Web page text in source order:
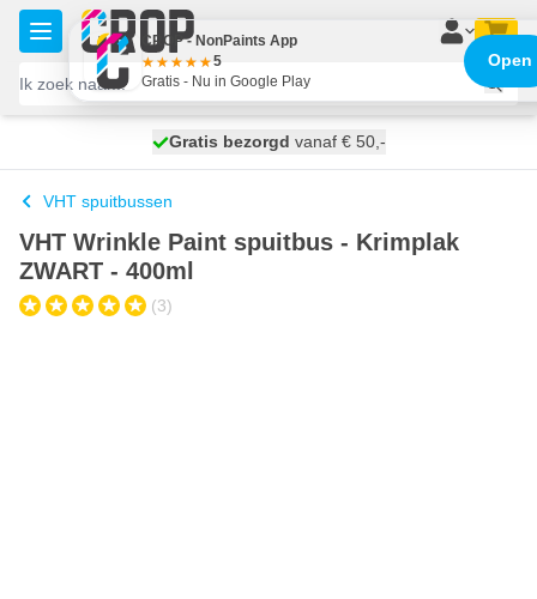
Ga naar de inhoud
morgen bezorgd
Gratis bezorgd vanaf € 50,-
100 dagen
VHT spuitbussen
VHT Wrinkle Paint spuitbus - Krimplak
ZWART - 400ml
(3)
CROP - NonPaints App
5
Gratis - Nu in Google Play
Open